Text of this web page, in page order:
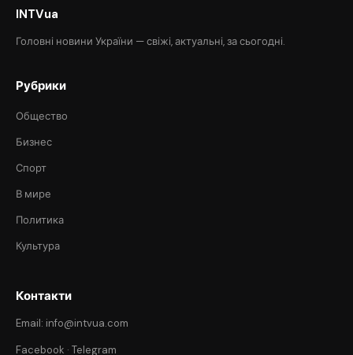
INTVua
Головні новини України — свіжі, актуальні, за сьогодні.
Рубрики
Общество
Бизнес
Спорт
В мире
Политика
Культура
Контакти
Email: info@intvua.com
Facebook · Telegram